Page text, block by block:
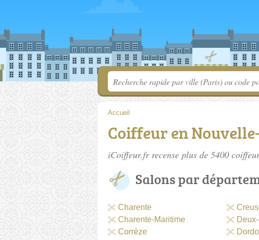
Accueil
Coiffeur en
iCoiffeur.fr recense plus de 5400
Salons par
Charente
Charente-Maritime
Corrèze